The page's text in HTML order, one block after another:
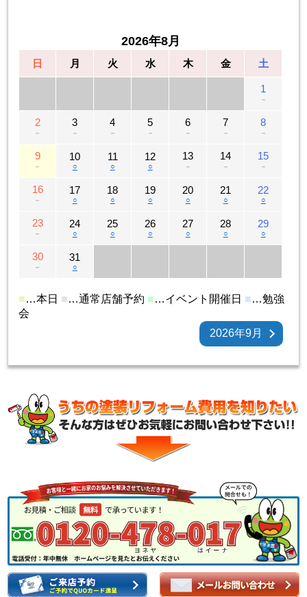
2026年8月
日 月 火 水 木 金 土
1
－
2
－
3
－
4
－
5
－
6
－
7
－
8
－
9
－
10
○
11
○
12
○
13
－
14
－
15
－
16
－
17
○
18
○
19
○
20
○
21
○
22
○
23
－
24
○
25
○
26
○
27
○
28
○
29
○
30
－
31
○
■…本日 ■ …通常店舗予約 ■…イベント開催日 ■…勉強
会
2026年9月